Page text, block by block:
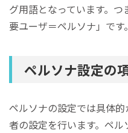
グ用語となっています。
要ユーザ＝ペルソナ」です。
ペルソナ設定の
ペルソナの設定では具体
者の設定を行います。ペ